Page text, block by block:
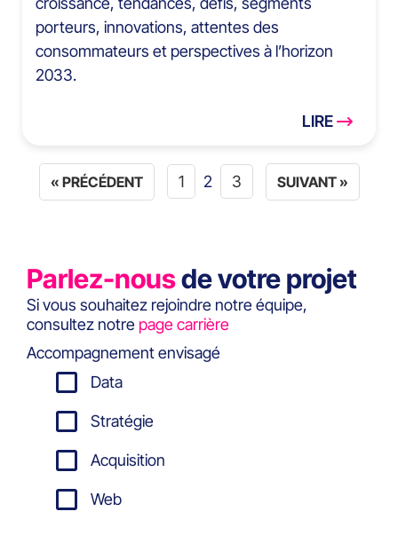
porteurs, innovations, attentes des
consommateurs et perspectives à l’horizon
2033.
LIRE
« PRÉCÉDENT 1 2 3 SUIVANT »
Parlez-nousde votre projet
Si vous souhaitez rejoindre notre équipe,
consultez notre page carrière
Accompagnement envisagé
Data
Stratégie
Acquisition
Web